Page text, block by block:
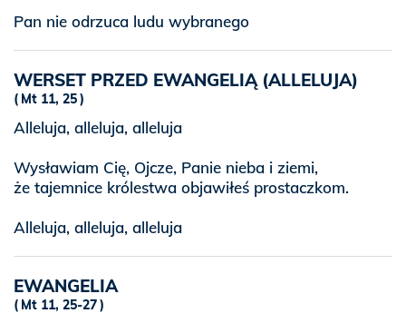
Pan nie odrzuca ludu wybranego
WERSET PRZED EWANGELIĄ (ALLELUJA)
Mt 11, 25
Alleluja, alleluja, alleluja
Wysławiam Cię, Ojcze, Panie nieba i ziemi,
że tajemnice królestwa objawiłeś prostaczkom.
Alleluja, alleluja, alleluja
EWANGELIA
Mt 11, 25-27